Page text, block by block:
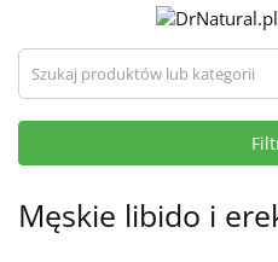
Szukaj produktów lub kategorii
Męskie libido i